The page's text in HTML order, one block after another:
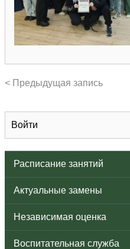
Войти
Расписание занятий
Актуальные замены
Независимая оценка
Воспитательная служба
< Предыдущая запись